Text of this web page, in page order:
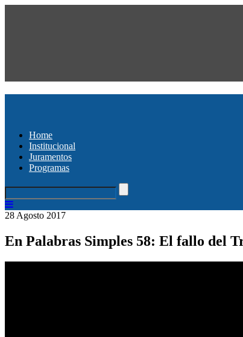
Home
Institucional
Juramentos
Programas
28 Agosto 2017
En Palabras Simples 58: El fallo del